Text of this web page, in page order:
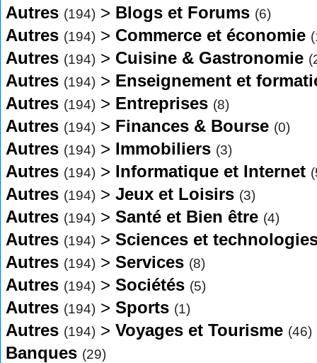
Autres (194) > Blogs et Forums (6)
Autres (194) > Commerce et économie
Autres (194) > Cuisine & Gastronomie
Autres (194) > Enseignement et
Autres (194) > Entreprises (8)
Autres (194) > Finances & Bourse (0)
Autres (194) > Immobiliers (3)
Autres (194) > Informatique et Internet
Autres (194) > Jeux et Loisirs (3)
Autres (194) > Santé et Bien être (4)
Autres (194) > Sciences et
Autres (194) > Services (8)
Autres (194) > Sociétés (5)
Autres (194) > Sports (1)
Autres (194) > Voyages et Tourisme (46)
Banques (29)